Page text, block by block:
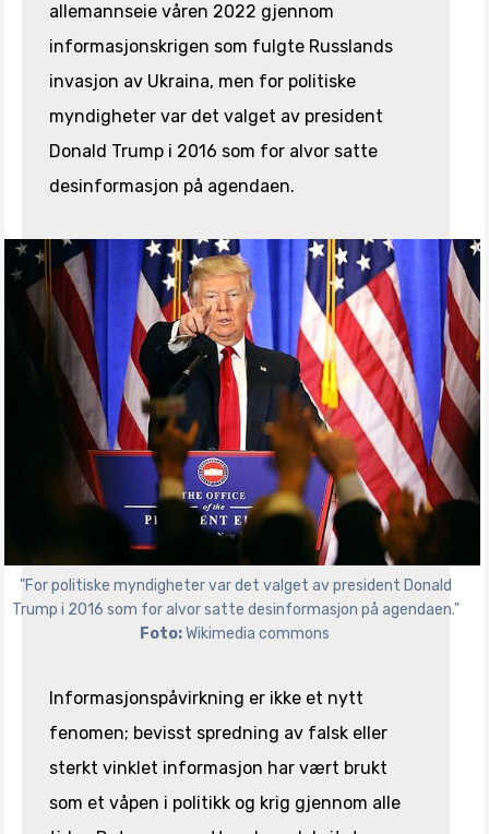
allemannseie våren 2022 gjennom
informasjonskrigen som fulgte Russlands
invasjon av Ukraina, men for politiske
myndigheter var det valget av president
Donald Trump i 2016 som for alvor satte
desinformasjon på agendaen.
"For politiske myndigheter var det valget av president Donald
Trump i 2016 som for alvor satte desinformasjon på agendaen."
Foto:Wikimedia commons
Informasjonspåvirkning er ikke et nytt
fenomen; bevisst spredning av falsk eller
sterkt vinklet informasjon har vært brukt
som et våpen i politikk og krig gjennom alle